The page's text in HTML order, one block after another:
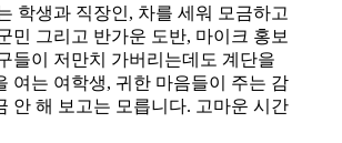
학생과 직장인, 차를 세워 모금하고
민 그리고 반가운 도반, 마이크 홍보
들이 저만치 가버리는데도 계단을
여는 여학생, 귀한 마음들이 주는 감
안 해 보고는 모릅니다. 고마운 시간